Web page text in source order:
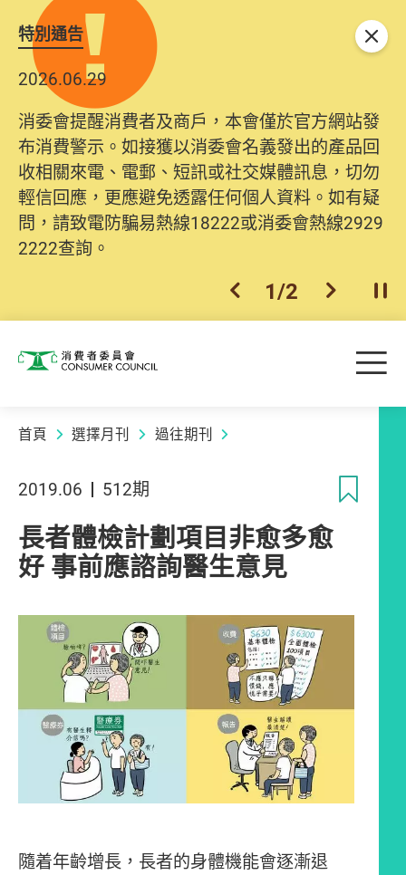
特別通告
2026.06.29
消委會提醒消費者及商戶，本會僅於官方網站發
布消費警示。如接獲以消委會名義發出的產品回
收相關來電、電郵、短訊或社交媒體訊息，切勿
輕信回應，更應避免透露任何個人資料。如有疑
問，請致電防騙易熱線18222或消委會熱線2929
2222查詢。
上一個
1/2 下一個開
關閉
消費者委員會 目
首頁 選擇月刊 過往期刊
2019.06 512期
長者體檢計劃項目非愈多愈
好 事前應諮詢醫生意見
隨着年齡增長，長者的身體機能會逐漸退